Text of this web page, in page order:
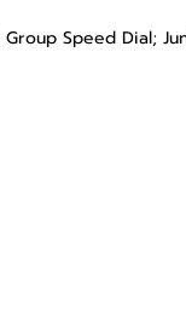
Speed Dial;